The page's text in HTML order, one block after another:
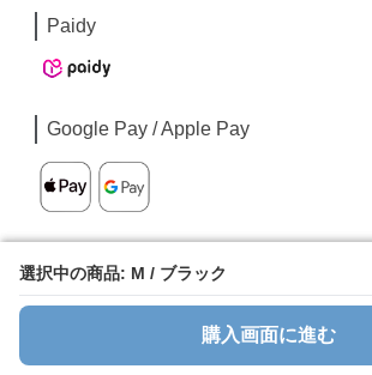
選択中の商品: M / ブラック
購入画面に進む
選択中の商品: M / ブラック
購入画面に進む
Paidy
Google Pay / Apple Pay